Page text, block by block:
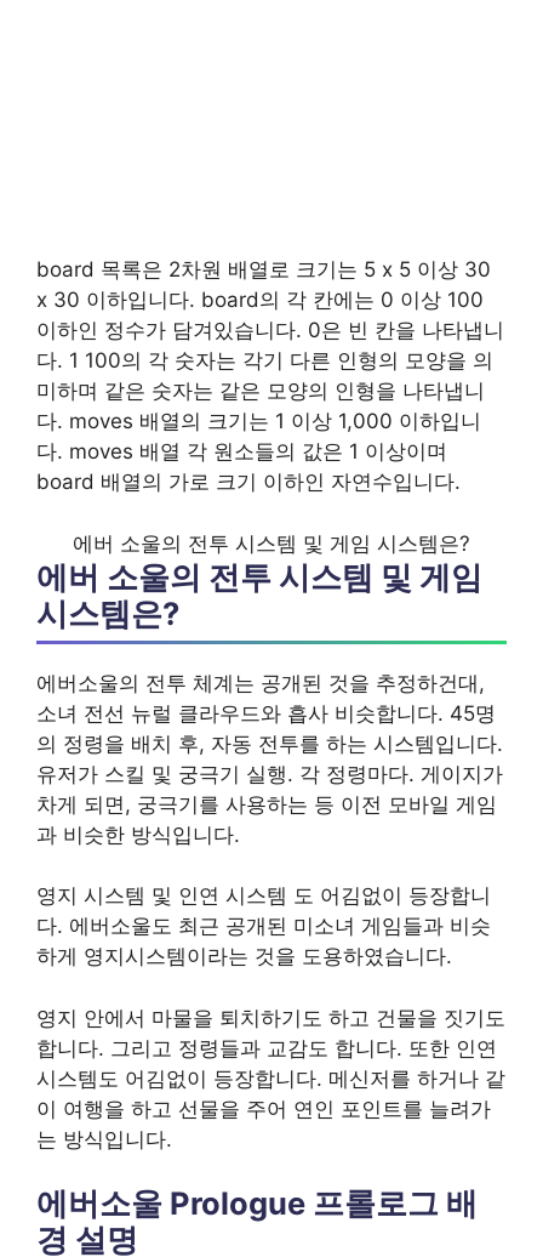
board 목록은 2차원 배열로 크기는 5 x 5 이상 30
x 30 이하입니다. board의 각 칸에는 0 이상 100
이하인 정수가 담겨있습니다. 0은 빈 칸을 나타냅니
다. 1 100의 각 숫자는 각기 다른 인형의 모양을 의
미하며 같은 숫자는 같은 모양의 인형을 나타냅니
다. moves 배열의 크기는 1 이상 1,000 이하입니
다. moves 배열 각 원소들의 값은 1 이상이며
board 배열의 가로 크기 이하인 자연수입니다.
에버 소울의 전투 시스템 및 게임 시스템은?
에버 소울의 전투 시스템 및 게임
시스템은?
에버소울의 전투 체계는 공개된 것을 추정하건대,
소녀 전선 뉴럴 클라우드와 흡사 비슷합니다. 45명
의 정령을 배치 후, 자동 전투를 하는 시스템입니다.
유저가 스킬 및 궁극기 실행. 각 정령마다. 게이지가
차게 되면, 궁극기를 사용하는 등 이전 모바일 게임
과 비슷한 방식입니다.
영지 시스템 및 인연 시스템 도 어김없이 등장합니
다. 에버소울도 최근 공개된 미소녀 게임들과 비슷
하게 영지시스템이라는 것을 도용하였습니다.
영지 안에서 마물을 퇴치하기도 하고 건물을 짓기도
합니다. 그리고 정령들과 교감도 합니다. 또한 인연
시스템도 어김없이 등장합니다. 메신저를 하거나 같
이 여행을 하고 선물을 주어 연인 포인트를 늘려가
는 방식입니다.
에버소울 Prologue 프롤로그 배
경 설명